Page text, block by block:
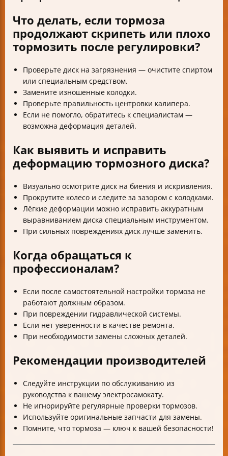
Что делать, если тормоза
продолжают скрипеть или плохо
тормозить после регулировки?
Проверьте диск на загрязнения — очистите спиртом
или специальным средством.
Замените изношенные колодки.
Проверьте правильность центровки калипера.
Если не помогло, обратитесь к специалистам —
возможна деформация деталей.
Как выявить и исправить
деформацию тормозного диска?
Визуально осмотрите диск на биения и искривления.
Прокрутите колесо и следите за зазором с колодками.
Лёгкие деформации можно исправить аккуратным
выравниванием диска специальным инструментом.
При сильных повреждениях диск лучше заменить.
Когда обращаться к
профессионалам?
Если после самостоятельной настройки тормоза не
работают должным образом.
При повреждении гидравлической системы.
Если нет уверенности в качестве ремонта.
При необходимости замены сложных деталей.
Рекомендации производителей
Следуйте инструкции по обслуживанию из
руководства к вашему электросамокату.
Не игнорируйте регулярные проверки тормозов.
Используйте оригинальные запчасти для замены.
Помните, что тормоза — ключ к вашей безопасности!